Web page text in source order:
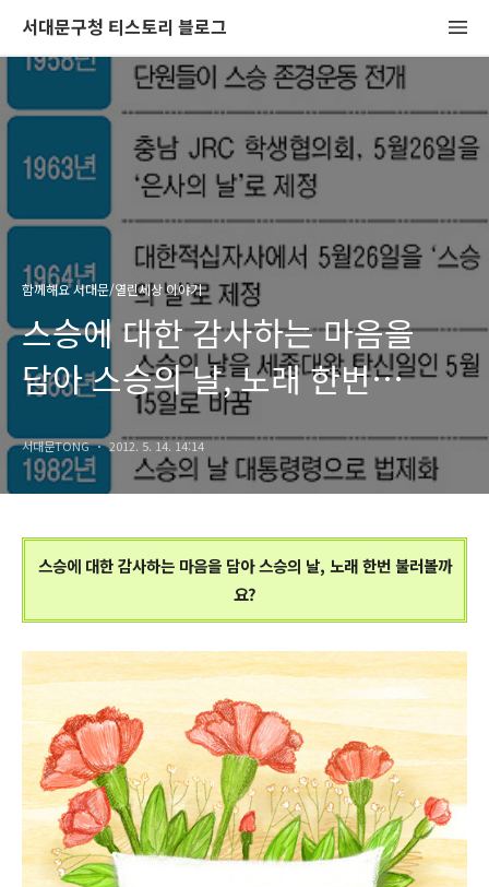
서대문구청 티스토리 블로그
함께해요 서대문/열린세상 이야기
스승에 대한 감사하는 마음을
담아 스승의 날, 노래 한번
불러볼까요?
서대문TONG 2012. 5. 14. 14:14
스승에 대한 감사하는 마음을 담아 스승의 날, 노래 한번 불러볼까
요?